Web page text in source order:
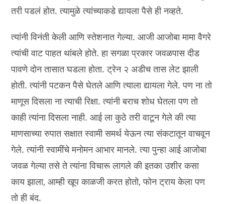
तरी पडलं होत. त्यामुळे त्यांच्याकडे द्यायला पैसे ही नव्हते.
त्यांनी विनंती केली आणि स्तेशनात गेल्या. आजी आजोबा मामा वैगरे
त्यांची वाट पाहत थांबले होते. हा सगळा प्रकार जवळपास दीड
पावणे दोन तासात घडला होता. ट्रेन २ अडीच तास लेट झाली
होती. त्यांनी पटकन पैसे घेतले आणि त्याला द्यायला गेले. पण ना तो
माणूस दिसला ना त्याची रिक्षा. त्यांनी बराच शोध घेतला पण तो
काही त्यांना दिसला नाही. आई ला कुठे तरी वाटून गेले की त्या
माणसाच्या रुपात सक्षात स्वामी समर्थ येऊन त्या संकटातून वाचवून
गेले. त्यांनी स्वामींचे मनोमन आभार मानले. त्या पुन्हा आई आजोबा
जवळ गेल्या तसे ते त्यांना विचारू लागले की इतका उशीर कसा
काय झाला, आम्ही खूप काळजी करत होतो, फोन ट्राय केला पण
तो ही बंद.